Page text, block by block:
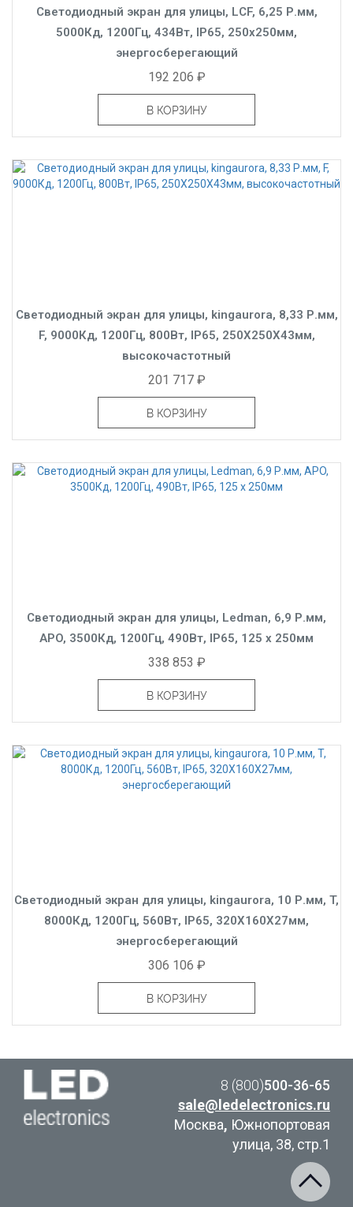
Светодиодный экран для улицы, LCF, 6,25 Р.мм,
5000Кд, 1200Гц, 434Вт, IP65, 250x250мм,
энергосберегающий
192 206 ₽
В КОРЗИНУ
Светодиодный экран для улицы, kingaurora, 8,33 Р.мм,
F, 9000Кд, 1200Гц, 800Вт, IP65, 250X250X43мм,
высокочастотный
201 717 ₽
В КОРЗИНУ
Светодиодный экран для улицы, Ledman, 6,9 Р.мм,
APO, 3500Кд, 1200Гц, 490Вт, IP65, 125 x 250мм
338 853 ₽
В КОРЗИНУ
Светодиодный экран для улицы, kingaurora, 10 Р.мм, T,
8000Кд, 1200Гц, 560Вт, IP65, 320X160X27мм,
энергосберегающий
306 106 ₽
В КОРЗИНУ
8 (800)500-36-65
sale@ledelectronics.ru
Москва, Южнопортовая
улица, 38, стр.1